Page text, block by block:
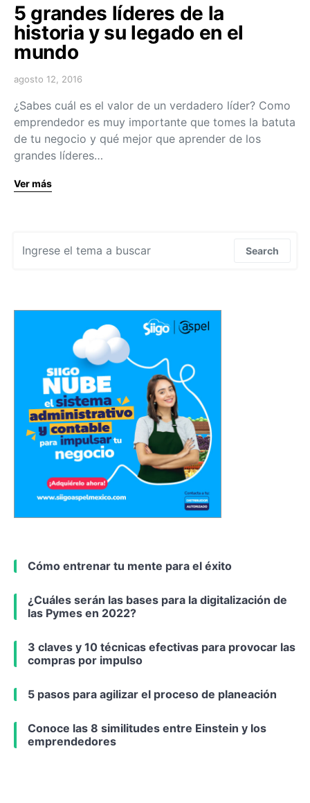
5 grandes líderes de la
historia y su legado en el
mundo
agosto 12, 2016
¿Sabes cuál es el valor de un verdadero líder? Como
emprendedor es muy importante que tomes la batuta
de tu negocio y qué mejor que aprender de los
grandes líderes…
Ver más
Search
Cómo entrenar tu mente para el éxito
¿Cuáles serán las bases para la digitalización de
las Pymes en 2022?
3 claves y 10 técnicas efectivas para provocar las
compras por impulso
5 pasos para agilizar el proceso de planeación
Conoce las 8 similitudes entre Einstein y los
emprendedores